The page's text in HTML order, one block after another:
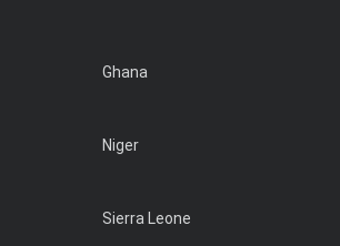
Ghana
Niger
Sierra Leone